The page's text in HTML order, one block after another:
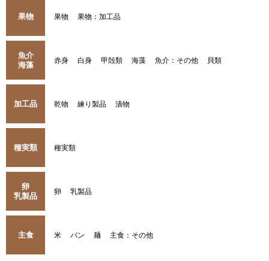
果物 果物 果物：加工品
魚介
海藻
赤身 白身 甲殻類 海藻 魚介：その他 貝類
加工品 乾物 練り製品 漬物
種実類 種実類
卵
乳製品
卵 乳製品
主食 米 パン 麺 主食：その他